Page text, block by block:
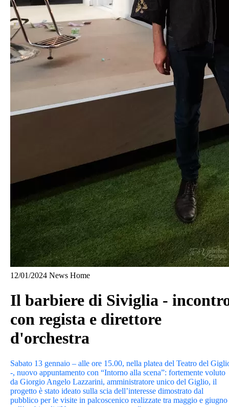
12/01/2024 News Home
Il barbiere di Siviglia -
con regista e direttore
d'orchestra
Sabato 13 gennaio – alle ore 15.00, nella platea del Teatro del
-, nuovo appuntamento con “Intorno alla scena”: fortemente voluto
da Giorgio Angelo Lazzarini, amministratore unico del Giglio, il
progetto è stato ideato sulla scia dell’interesse dimostrato dal
pubblico per le visite in palcoscenico realizzate tra maggio e giugno